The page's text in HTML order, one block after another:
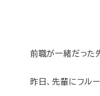
前職が一緒だった
昨日、先輩にフル